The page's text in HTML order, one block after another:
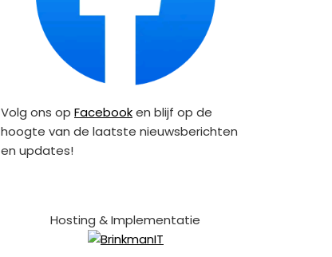
Volg ons op Facebooken blijf op de
hoogte van de laatste nieuwsberichten
en updates!
Hosting & Implementatie